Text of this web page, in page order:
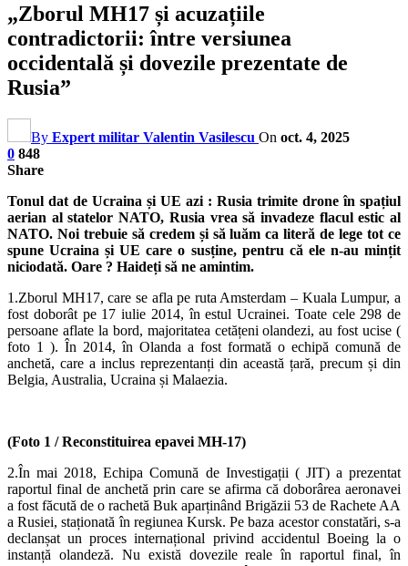
„Zborul MH17 și acuzațiile
contradictorii: între versiunea
occidentală și dovezile prezentate de
Rusia”
By Expert militar Valentin Vasilescu On oct. 4, 2025
0 848
Share
Tonul dat de Ucraina și UE azi : Rusia trimite drone în spațiul
aerian al statelor NATO, Rusia vrea să invadeze flacul estic al
NATO. Noi trebuie să credem și să luăm ca literă de lege tot ce
spune Ucraina și UE care o susține, pentru că ele n-au mințit
niciodată. Oare ? Haideți să ne amintim.
1.Zborul MH17, care se afla pe ruta Amsterdam – Kuala Lumpur, a
fost doborât pe 17 iulie 2014, în estul Ucrainei. Toate cele 298 de
persoane aflate la bord, majoritatea cetățeni olandezi, au fost ucise (
foto 1 ). În 2014, în Olanda a fost formată o echipă comună de
anchetă, care a inclus reprezentanți din această țară, precum și din
Belgia, Australia, Ucraina și Malaezia.
(Foto 1 / Reconstituirea epavei MH-17)
2.În mai 2018, Echipa Comună de Investigații ( JIT) a prezentat
raportul final de anchetă prin care se afirma că doborârea aeronavei
a fost făcută de o rachetă Buk aparținând Brigăzii 53 de Rachete AA
a Rusiei, staționată în regiunea Kursk. Pe baza acestor constatări, s-a
declanșat un proces internațional privind accidentul Boeing la o
instanță olandeză. Nu există dovezile reale în raportul final, în